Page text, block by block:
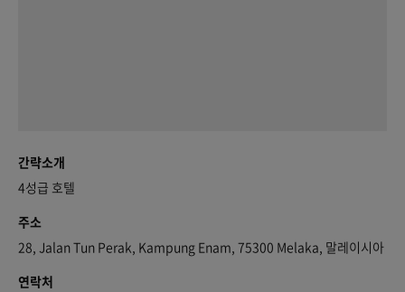
간략소개
4성급 호텔
주소
28, Jalan Tun Perak, Kampung Enam, 75300 Melaka, 말레이시아
연락처